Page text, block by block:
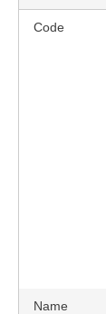
Code
Name